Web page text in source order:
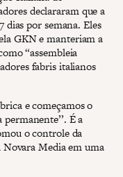
declararam que a
dias por semana. Eles
GKN e manteriam a
“assembleia
fabris italianos
e começamos o
É a
o controle da
Novara Media em uma